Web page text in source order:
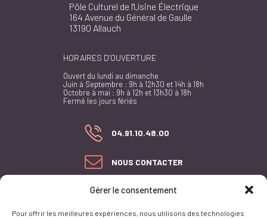
Gérer le consentement
Pour offrir les meilleures expériences, nous utilisons des technologies
Pôle Culturel de l'Usine Électrique
164 Avenue du Général de Gaulle
13190 Allauch
HORAIRES D’OUVERTURE
Ouvert du lundi au dimanche
Juin à Septembre : 9h à 12h30 et 14h à 18h
Octobre à mai : 9h à 12h et 13h30 à 18h
Fermé les jours fériés
04.91.10.48.00
NOUS CONTACTER
PLAN DU SITE